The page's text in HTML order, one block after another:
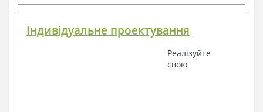
Індивідуальне проектування
Реалізуйте
свою